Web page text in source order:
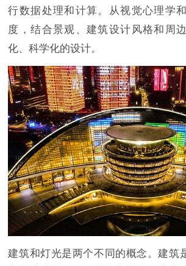
行数据处理和计算。从视觉心理学
度，结合景观、建筑设计风格和周
化、科学化的设计。
建筑和灯光是两个不同的概念。建筑